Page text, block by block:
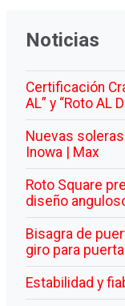
Noticias
Certificación
AL” y “Roto AL
Nuevas
Inowa | Max
Roto Square
diseño
Bisagra de
giro para
Estabilidad y